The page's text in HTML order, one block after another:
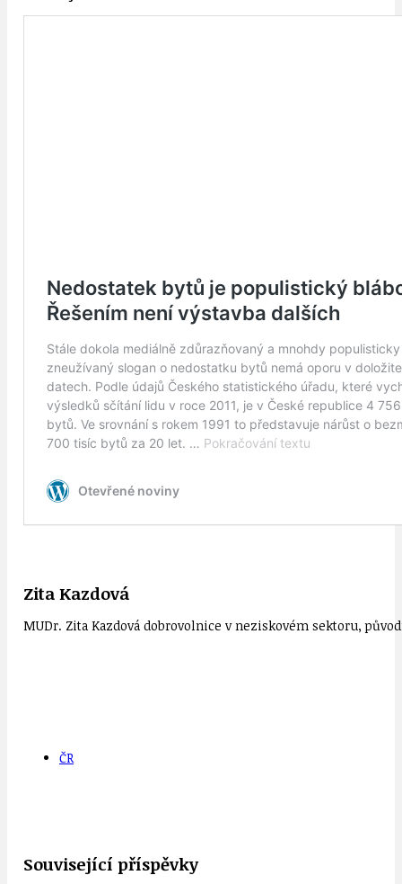
Zita Kazdová
MUDr. Zita Kazdová dobrovolnice v neziskovém sektoru,
ČR
Související příspěvky